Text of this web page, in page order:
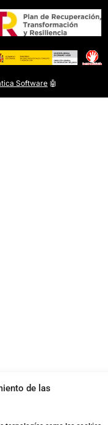
de las
Software 🤖